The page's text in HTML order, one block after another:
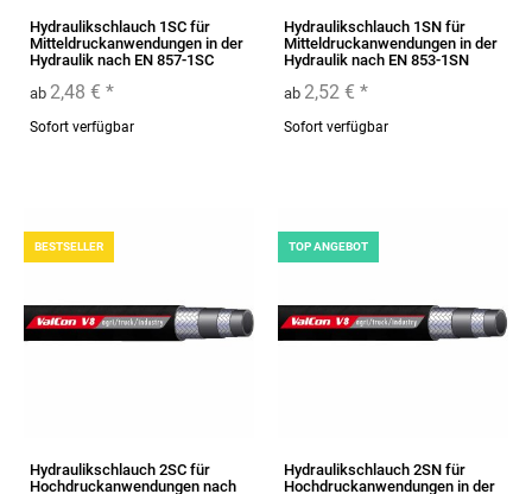
Hydraulikschlauch 1SC für
Mitteldruckanwendungen in der
Hydraulik nach EN 857-1SC
ab 2,48 € *
Sofort verfügbar
Hydraulikschlauch 1SN für
Mitteldruckanwendungen in der
Hydraulik nach EN 853-1SN
ab 2,52 € *
Sofort verfügbar
BESTSELLER
Hydraulikschlauch 2SC für
Hochdruckanwendungen nach
TOP ANGEBOT
Hydraulikschlauch 2SN für
Hochdruckanwendungen in der